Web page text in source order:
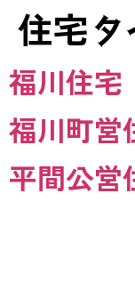
住宅
福川住宅
福川町営
平間公営